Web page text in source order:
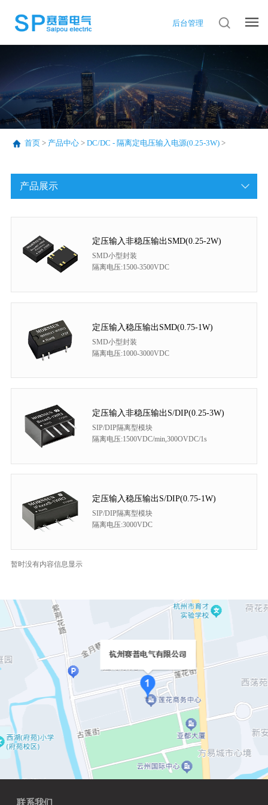
后台管理
首页> 产品中心> DC/DC - 隔离定电压输入电源(0.25-3W)>
产品展示
定压输入非稳压输出SMD(0.25-2W)
SMD小型封装
隔离电压:1500-3500VDC
定压输入稳压输出SMD(0.75-1W)
SMD小型封装
隔离电压:1000-3000VDC
定压输入非稳压输出S/DIP(0.25-3W)
SIP/DIP隔离型模块
隔离电压:1500VDC/min,300OVDC/1s
定压输入稳压输出S/DIP(0.75-1W)
SIP/DIP隔离型模块
隔离电压:3000VDC
暂时没有内容信息显示
联系我们